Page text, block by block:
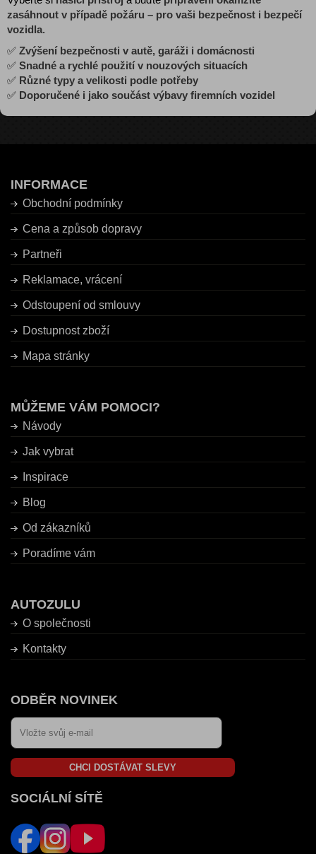
zasáhnout v případě požáru – pro vaši bezpečnost i bezpečí
vozidla.
✅ Zvýšení bezpečnosti v autě, garáži i domácnosti
✅ Snadné a rychlé použití v nouzových situacích
✅ Různé typy a velikosti podle potřeby
✅ Doporučené i jako součást výbavy firemních vozidel
INFORMACE
Obchodní podmínky
Cena a způsob dopravy
Partneři
Reklamace, vrácení
Odstoupení od smlouvy
Dostupnost zboží
Mapa stránky
MŮŽEME VÁM POMOCI?
Návody
Jak vybrat
Inspirace
Blog
Od zákazníků
Poradíme vám
AUTOZULU
O společnosti
Kontakty
ODBĚR NOVINEK
CHCI DOSTÁVAT SLEVY
SOCIÁLNÍ SÍTĚ